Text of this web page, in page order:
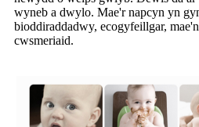
wyneb a dwylo. Mae'r napcyn yn
bioddiraddadwy, ecogyfeillgar,
cwsmeriaid.